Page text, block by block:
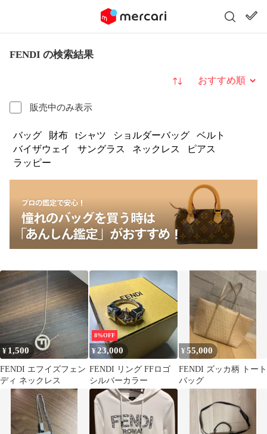
FENDI の検索結果
販売中のみ表示
並び替え
バッグ 財布 tシャツ ショルダーバッグ
ベルト
バイザウェイ
サングラス ネックレス
ピアス
ラッピー
¥ 1,500
FENDI エフイズフェン
ディ ネックレス
8%OFF
¥23,000
FENDI リング FFロゴ
シルバーカラー
¥55,000
FENDI ズッカ柄 トート
バッグ